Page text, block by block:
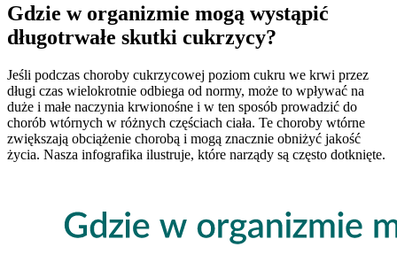
Gdzie w organizmie mogą wystąpić
długotrwałe skutki cukrzycy?
Jeśli podczas choroby cukrzycowej poziom cukru we krwi przez
długi czas wielokrotnie odbiega od normy, może to wpływać na
duże i małe naczynia krwionośne i w ten sposób prowadzić do
chorób wtórnych w różnych częściach ciała. Te choroby wtórne
zwiększają obciążenie chorobą i mogą znacznie obniżyć jakość
życia. Nasza infografika ilustruje, które narządy są często dotknięte.